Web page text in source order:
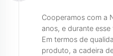
Cooperamos com a
anos, e durante
Em termos de
produto, a cadeira